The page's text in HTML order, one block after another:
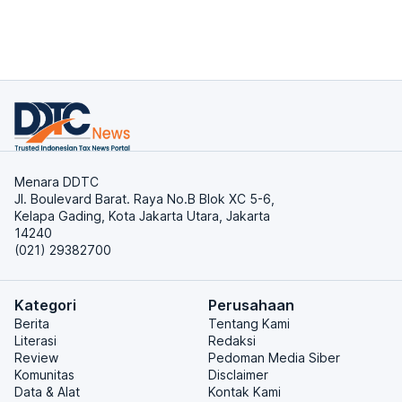
Menara DDTC
Jl. Boulevard Barat. Raya No.B Blok XC 5-6,
Kelapa Gading, Kota Jakarta Utara, Jakarta
14240
(021) 29382700
Kategori
Berita
Literasi
Review
Komunitas
Data & Alat
Perusahaan
Tentang Kami
Redaksi
Pedoman Media Siber
Disclaimer
Kontak Kami